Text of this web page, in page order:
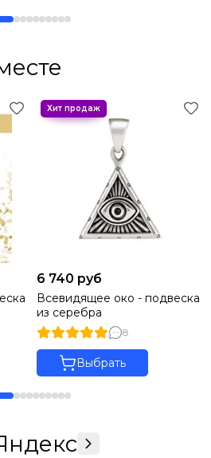
6 740 руб
Всевидящее око - подвеска
из серебра
8
Выбрать